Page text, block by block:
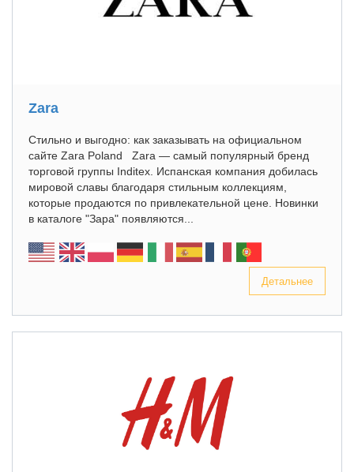
Zara
Стильно и выгодно: как заказывать на официальном
сайте Zara Poland Zara — самый популярный бренд
торговой группы Inditex. Испанская компания добилась
мировой славы благодаря стильным коллекциям,
которые продаются по привлекательной цене. Новинки
в каталоге "Зара" появляются...
Детальнее